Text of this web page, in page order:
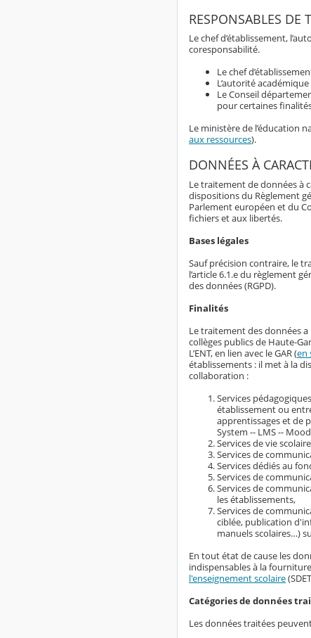
RESPONSABLES DE
Le chef d’établissement,
coresponsabilité.
Le chef
L’autorité
Le Conseil
pour certaines
Le ministère de l’éducation
aux ressources).
DONNÉES À
Le traitement de données à
dispositions du Règlement
Parlement européen et du
fichiers et aux libertés.
Bases légales
Sauf précision contraire, le
l’article 6.1.e du règlement
des données (RGPD).
Finalités
Le traitement des données
collèges publics de Haute-
L’ENT, en lien avec le GAR (en
établissements : il met à la
collaboration :
Services
établissement ou
apprentissages et de
System -- LMS --
Services de vie
Services de
Services dédiés au
Services de
Services de
les établissements,
Services de
ciblée, publication
manuels scolaires…)
En tout état de cause les
indispensables à la
l'enseignement scolaire
Catégories de données
Les données traitées